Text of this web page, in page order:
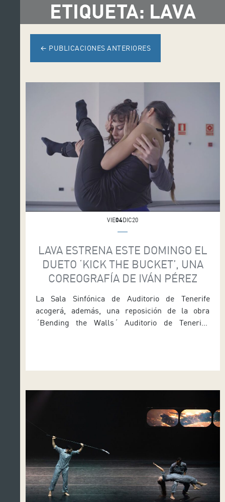
ETIQUETA: LAVA
← PUBLICACIONES ANTERIORES
VIE04DIC20
LAVA ESTRENA ESTE DOMINGO EL
DUETO ‘KICK THE BUCKET’, UNA
COREOGRAFÍA DE IVÁN PÉREZ
La Sala Sinfónica de Auditorio de Tenerife
acogerá, además, una reposición de la obra
´Bending the Walls´ Auditorio de Tenerife,
[día 6] a las 20:30 horas Kick the bucket, la nueva